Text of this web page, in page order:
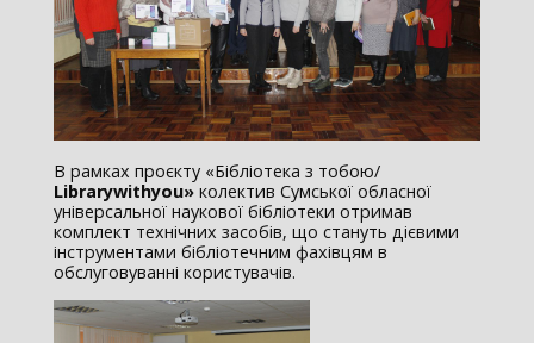
В рамках проєкту «Бібліотека з тобою/
Librarywithyou» колектив Сумської обласної
універсальної наукової бібліотеки отримав
комплект технічних засобів, що стануть дієвими
інструментами бібліотечним фахівцям в
обслуговуванні користувачів.